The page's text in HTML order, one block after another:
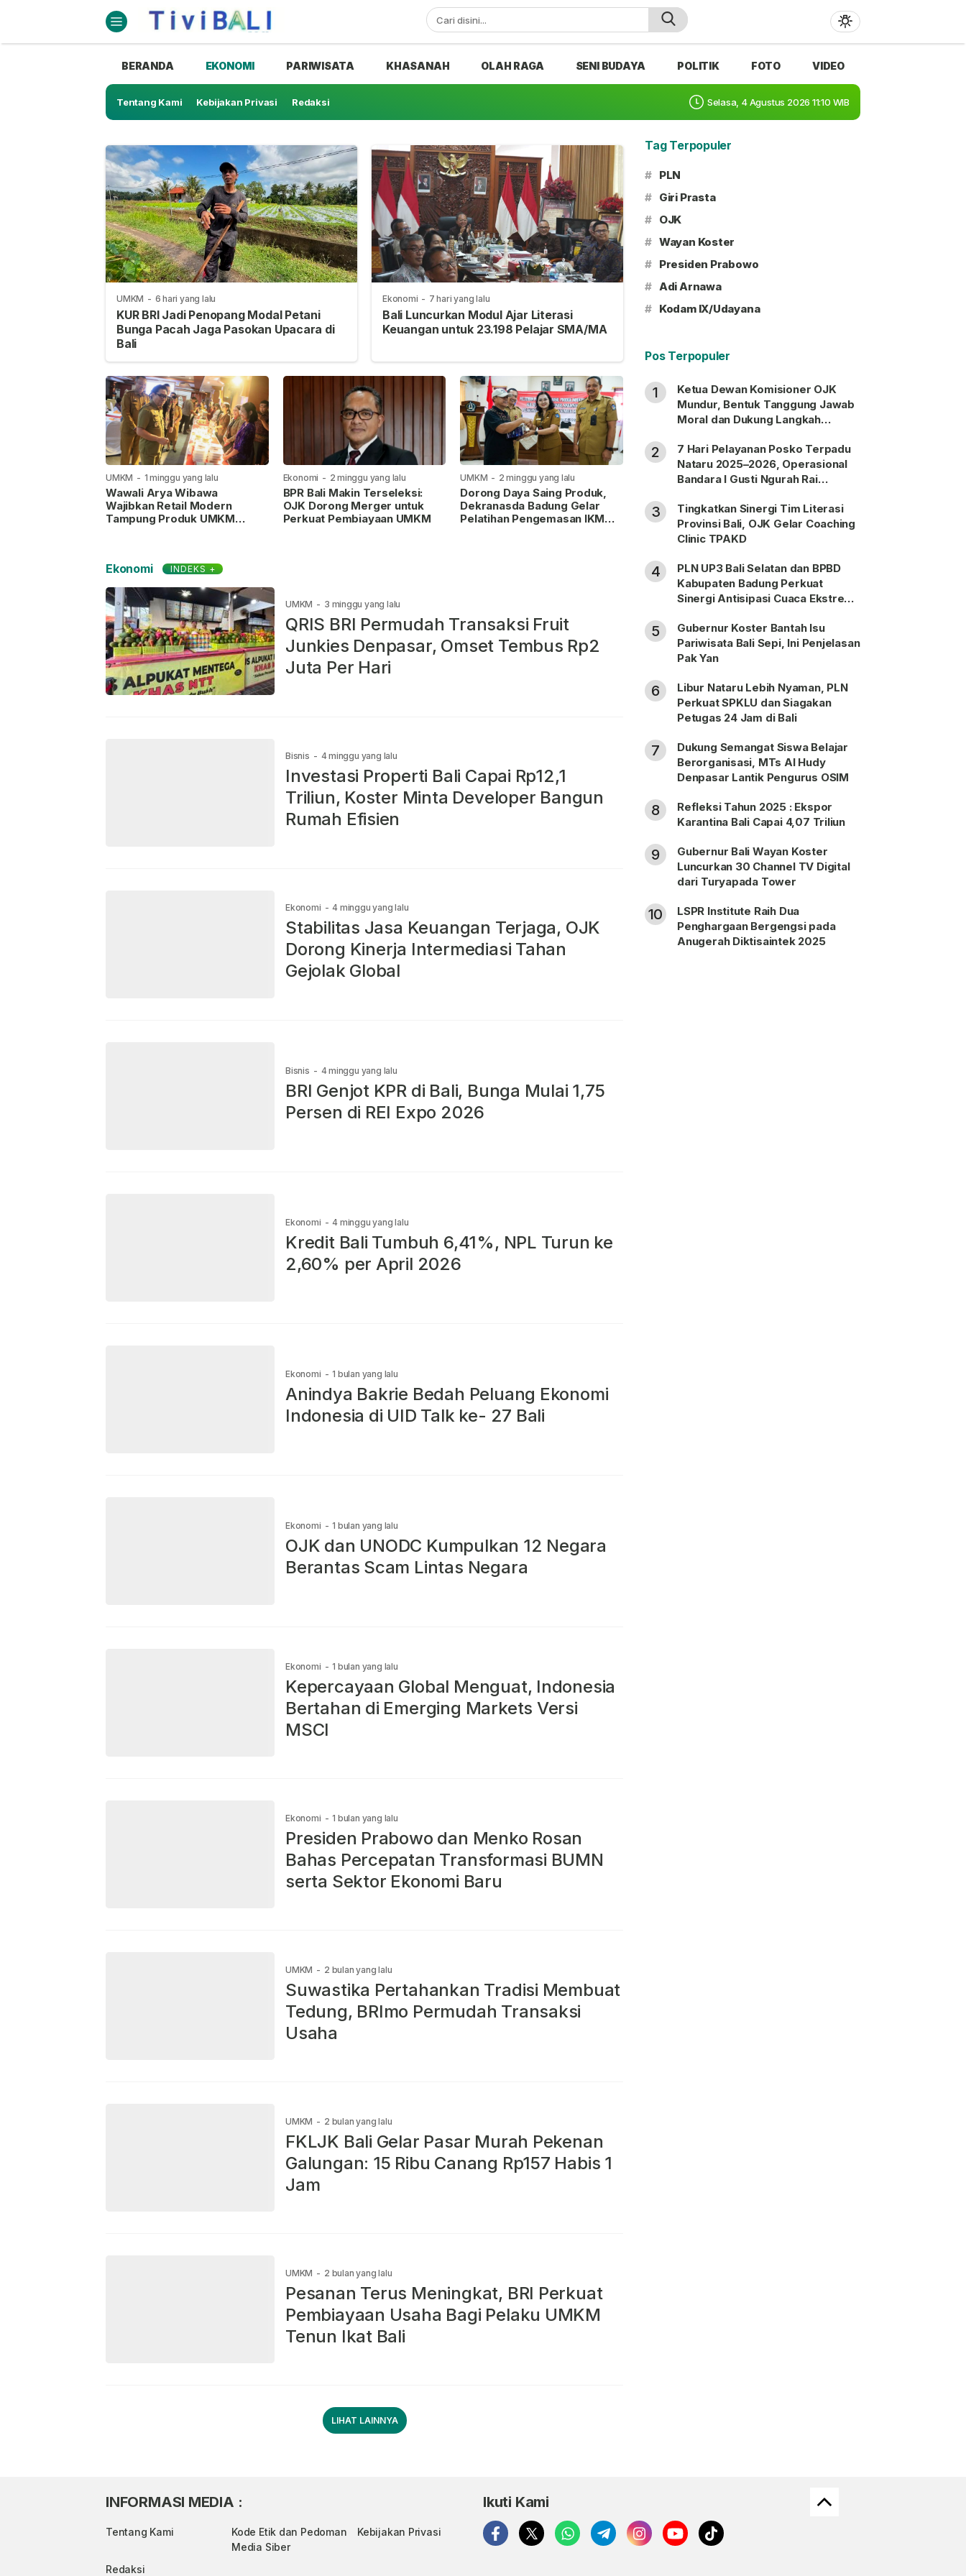
BERANDA EKONOMI PARIWISATA KHASANAH OLAH RAGA SENI BUDAYA POLITIK FOTO VIDEO
Tentang Kami Kebijakan Privasi Redaksi Selasa, 4 Agustus 2026 11:10 WIB
UMKM - 6 hari yang lalu
KUR BRI Jadi Penopang Modal Petani
Bunga Pacah Jaga Pasokan Upacara di
Bali
Ekonomi - 7 hari yang lalu
Bali Luncurkan Modul Ajar Literasi
Keuangan untuk 23.198 Pelajar SMA/MA
UMKM - 1 minggu yang lalu
Wawali Arya Wibawa
Wajibkan Retail Modern
Tampung Produk UMKM
Ekonomi - 2 minggu yang lalu
BPR Bali Makin Terseleksi:
OJK Dorong Merger untuk
Perkuat Pembiayaan UMKM
UMKM - 2 minggu yang lalu
Dorong Daya Saing Produk,
Dekranasda Badung Gelar
Pelatihan Pengemasan IKM
Ekonomi INDEKS +
UMKM - 3 minggu yang lalu
QRIS BRI Permudah Transaksi Fruit
Junkies Denpasar, Omset Tembus Rp2
Juta Per Hari
Bisnis - 4 minggu yang lalu
Investasi Properti Bali Capai Rp12,1
Triliun, Koster Minta Developer Bangun
Rumah Efisien
Ekonomi - 4 minggu yang lalu
Stabilitas Jasa Keuangan Terjaga, OJK
Dorong Kinerja Intermediasi Tahan
Gejolak Global
Bisnis - 4 minggu yang lalu
BRI Genjot KPR di Bali, Bunga Mulai 1,75
Persen di REI Expo 2026
Ekonomi - 4 minggu yang lalu
Kredit Bali Tumbuh 6,41%, NPL Turun ke
2,60% per April 2026
Ekonomi - 1 bulan yang lalu
Anindya Bakrie Bedah Peluang Ekonomi
Indonesia di UID Talk ke- 27 Bali
Ekonomi - 1 bulan yang lalu
OJK dan UNODC Kumpulkan 12 Negara
Berantas Scam Lintas Negara
Ekonomi - 1 bulan yang lalu
Kepercayaan Global Menguat, Indonesia
Bertahan di Emerging Markets Versi
MSCI
Ekonomi - 1 bulan yang lalu
Presiden Prabowo dan Menko Rosan
Bahas Percepatan Transformasi BUMN
serta Sektor Ekonomi Baru
UMKM - 2 bulan yang lalu
Suwastika Pertahankan Tradisi Membuat
Tedung, BRImo Permudah Transaksi
Usaha
UMKM - 2 bulan yang lalu
FKLJK Bali Gelar Pasar Murah Pekenan
Galungan: 15 Ribu Canang Rp157 Habis 1
Jam
UMKM - 2 bulan yang lalu
Pesanan Terus Meningkat, BRI Perkuat
Pembiayaan Usaha Bagi Pelaku UMKM
Tenun Ikat Bali
LIHAT LAINNYA
Tag Terpopuler
# PLN
# Giri Prasta
# OJK
# Wayan Koster
# Presiden Prabowo
# Adi Arnawa
# Kodam IX/Udayana
Pos Terpopuler
1
Ketua Dewan Komisioner OJK
Mundur, Bentuk Tanggung Jawab
Moral dan Dukung Langkah
2
7 Hari Pelayanan Posko Terpadu
Nataru 2025–2026, Operasional
Bandara I Gusti Ngurah Rai
3
Tingkatkan Sinergi Tim Literasi
Provinsi Bali, OJK Gelar Coaching
Clinic TPAKD
4
PLN UP3 Bali Selatan dan BPBD
Kabupaten Badung Perkuat
Sinergi Antisipasi Cuaca Ekstrem
5
Gubernur Koster Bantah Isu
Pariwisata Bali Sepi, Ini Penjelasan
Pak Yan
6
Libur Nataru Lebih Nyaman, PLN
Perkuat SPKLU dan Siagakan
Petugas 24 Jam di Bali
7
Dukung Semangat Siswa Belajar
Berorganisasi, MTs Al Hudy
Denpasar Lantik Pengurus OSIM
8
Refleksi Tahun 2025 : Ekspor
Karantina Bali Capai 4,07 Triliun
9
Gubernur Bali Wayan Koster
Luncurkan 30 Channel TV Digital
dari Turyapada Tower
10
LSPR Institute Raih Dua
Penghargaan Bergengsi pada
Anugerah Diktisaintek 2025
INFORMASI MEDIA :
Tentang Kami
Kode Etik dan Pedoman
Media Siber
Kebijakan Privasi
Redaksi
Ikuti Kami